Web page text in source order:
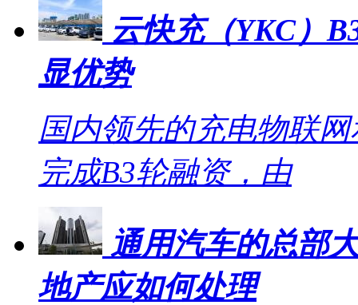
云快充（YKC）
显优势
国内领先的充电物联
完成B3轮融资，由
通用汽车的总部
地产应如何处理